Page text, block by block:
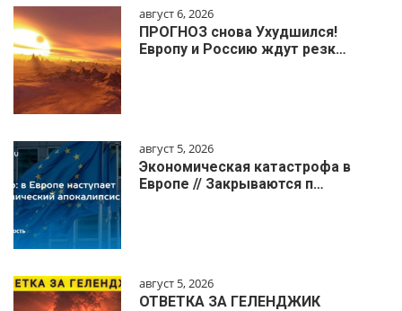
август 6, 2026
ПРОГНОЗ снова Ухудшился!
Европу и Россию ждут резк…
август 5, 2026
Экономическая катастрофа в
Европе // Закрываются п…
август 5, 2026
ОТВЕТКА ЗА ГЕЛЕНДЖИК